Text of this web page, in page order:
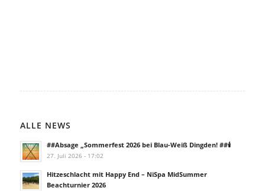
ALLE NEWS
##Absage „Sommerfest 2026 bei Blau-Weiß Dingden! ##🕯️
27. Juli 2026 - 17:02
Hitzeschlacht mit Happy End – NiSpa MidSummer
Beachturnier 2026